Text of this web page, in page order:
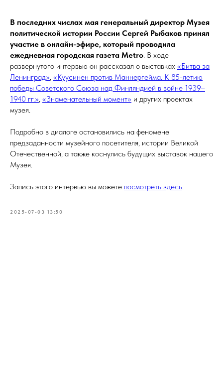
В последних числах мая генеральный директор Музея
политической истории России Сергей Рыбаков принял
участие в онлайн-эфире, который проводила
ежедневная городская газета Metro. В ходе
развернутого интервью он рассказал о выставках «Битва за
Ленинград», «Куусинен против Маннергейма. К 85-летию
победы Советского Союза над Финляндией в войне 1939–
1940 гг.», «Знаменательный момент» и других проектах
музея.
Подробно в диалоге остановились на феномене
предзаданности музейного посетителя, истории Великой
Отечественной, а также коснулись будущих выставок нашего
Музея.
Запись этого интервью вы можете посмотреть здесь.
2025-07-03 13:50